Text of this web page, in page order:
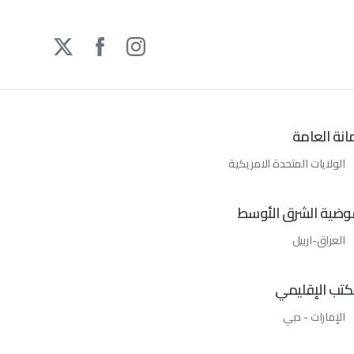
العامة
الولايات المتحدة الامريكية
الشرقالأوسط
العراق-اربيل
الإقليمي
الإمارات - دبي